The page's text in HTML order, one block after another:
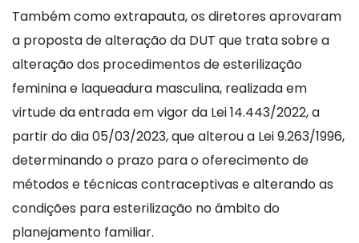
Também como extrapauta, os diretores aprovaram
a proposta de alteração da DUT que trata sobre a
alteração dos procedimentos de esterilização
feminina e laqueadura masculina, realizada em
virtude da entrada em vigor da Lei 14.443/2022, a
partir do dia 05/03/2023, que alterou a Lei 9.263/1996,
determinando o prazo para o oferecimento de
métodos e técnicas contraceptivas e alterando as
condições para esterilização no âmbito do
planejamento familiar.